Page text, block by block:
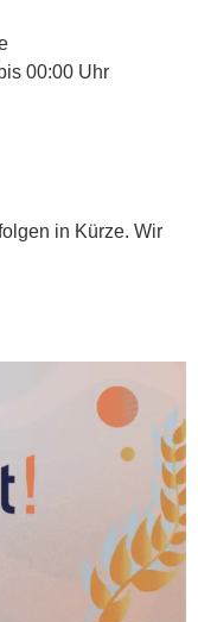
00:00 Uhr
in Kürze. Wir